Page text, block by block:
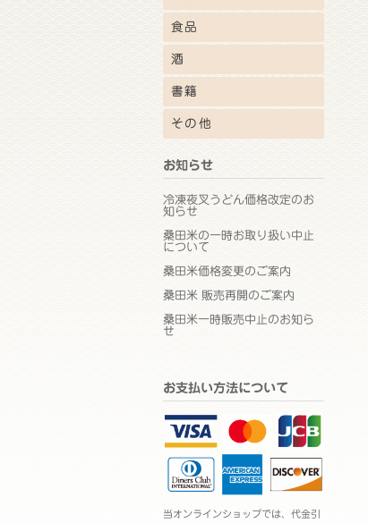
食品
酒
書籍
その他
お知らせ
冷凍夜叉うどん価格改定のお
知らせ
桑田米の一時お取り扱い中止
について
桑田米価格変更のご案内
桑田米 販売再開のご案内
桑田米一時販売中止のお知ら
せ
お支払い方法について
当オンラインショップでは、代金引